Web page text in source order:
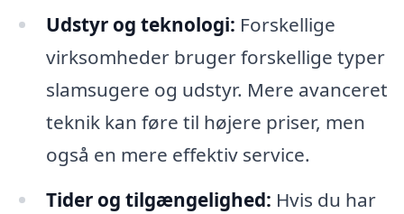
Udstyr og teknologi: Forskellige
virksomheder bruger forskellige typer
slamsugere og udstyr. Mere avanceret
teknik kan føre til højere priser, men
også en mere effektiv service.
Tider og tilgængelighed: Hvis du har